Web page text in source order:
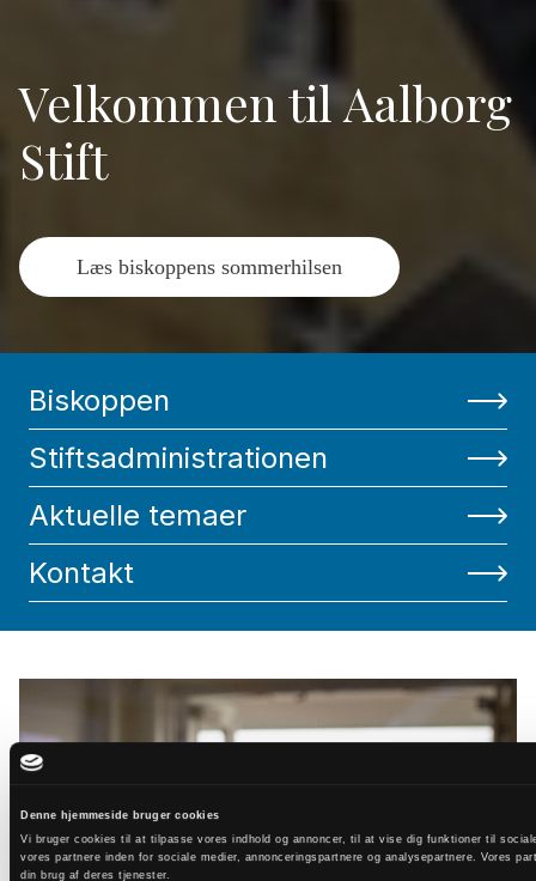
Denne hjemmeside bruger cookies
Vi bruger cookies til at tilpasse vores indhold og annoncer, til at vise dig funktioner til
vores partnere inden for sociale medier, annonceringspartnere og analysepartnere. Vores
din brug af deres tjenester.
Velkommen til Aalborg
Stift
Læs biskoppens sommerhilsen
Biskoppen
Stiftsadministrationen
Aktuelle temaer
Kontakt